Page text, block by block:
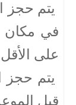
يتم حجز
على
يتم حجز
قبل الموعد بـ 72 ساعة